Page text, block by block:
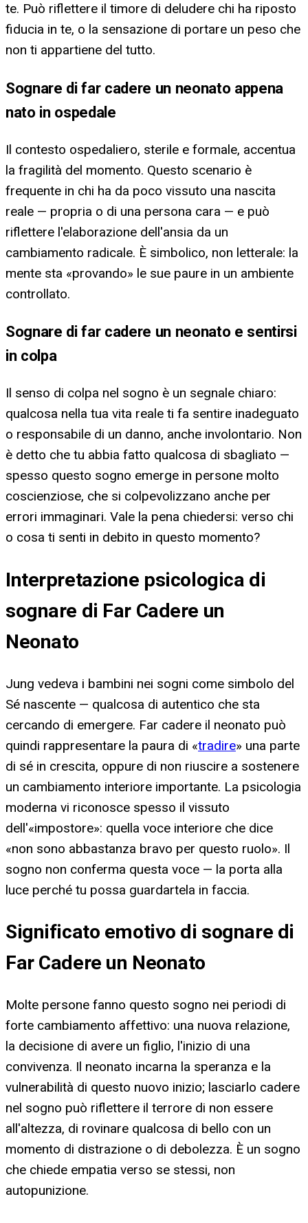
te. Può riflettere il timore di deludere chi ha riposto
fiducia in te, o la sensazione di portare un peso che
non ti appartiene del tutto.
Sognare di far cadere un neonato appena
nato in ospedale
Il contesto ospedaliero, sterile e formale, accentua
la fragilità del momento. Questo scenario è
frequente in chi ha da poco vissuto una nascita
reale — propria o di una persona cara — e può
riflettere l'elaborazione dell'ansia da un
cambiamento radicale. È simbolico, non letterale: la
mente sta «provando» le sue paure in un ambiente
controllato.
Sognare di far cadere un neonato e sentirsi
in colpa
Il senso di colpa nel sogno è un segnale chiaro:
qualcosa nella tua vita reale ti fa sentire inadeguato
o responsabile di un danno, anche involontario. Non
è detto che tu abbia fatto qualcosa di sbagliato —
spesso questo sogno emerge in persone molto
coscienziose, che si colpevolizzano anche per
errori immaginari. Vale la pena chiedersi: verso chi
o cosa ti senti in debito in questo momento?
Interpretazione psicologica di
sognare di Far Cadere un
Neonato
Jung vedeva i bambini nei sogni come simbolo del
Sé nascente — qualcosa di autentico che sta
cercando di emergere. Far cadere il neonato può
quindi rappresentare la paura di «tradire» una parte
di sé in crescita, oppure di non riuscire a sostenere
un cambiamento interiore importante. La psicologia
moderna vi riconosce spesso il vissuto
dell'«impostore»: quella voce interiore che dice
«non sono abbastanza bravo per questo ruolo». Il
sogno non conferma questa voce — la porta alla
luce perché tu possa guardartela in faccia.
Significato emotivo di sognare di
Far Cadere un Neonato
Molte persone fanno questo sogno nei periodi di
forte cambiamento affettivo: una nuova relazione,
la decisione di avere un figlio, l'inizio di una
convivenza. Il neonato incarna la speranza e la
vulnerabilità di questo nuovo inizio; lasciarlo cadere
nel sogno può riflettere il terrore di non essere
all'altezza, di rovinare qualcosa di bello con un
momento di distrazione o di debolezza. È un sogno
che chiede empatia verso se stessi, non
autopunizione.